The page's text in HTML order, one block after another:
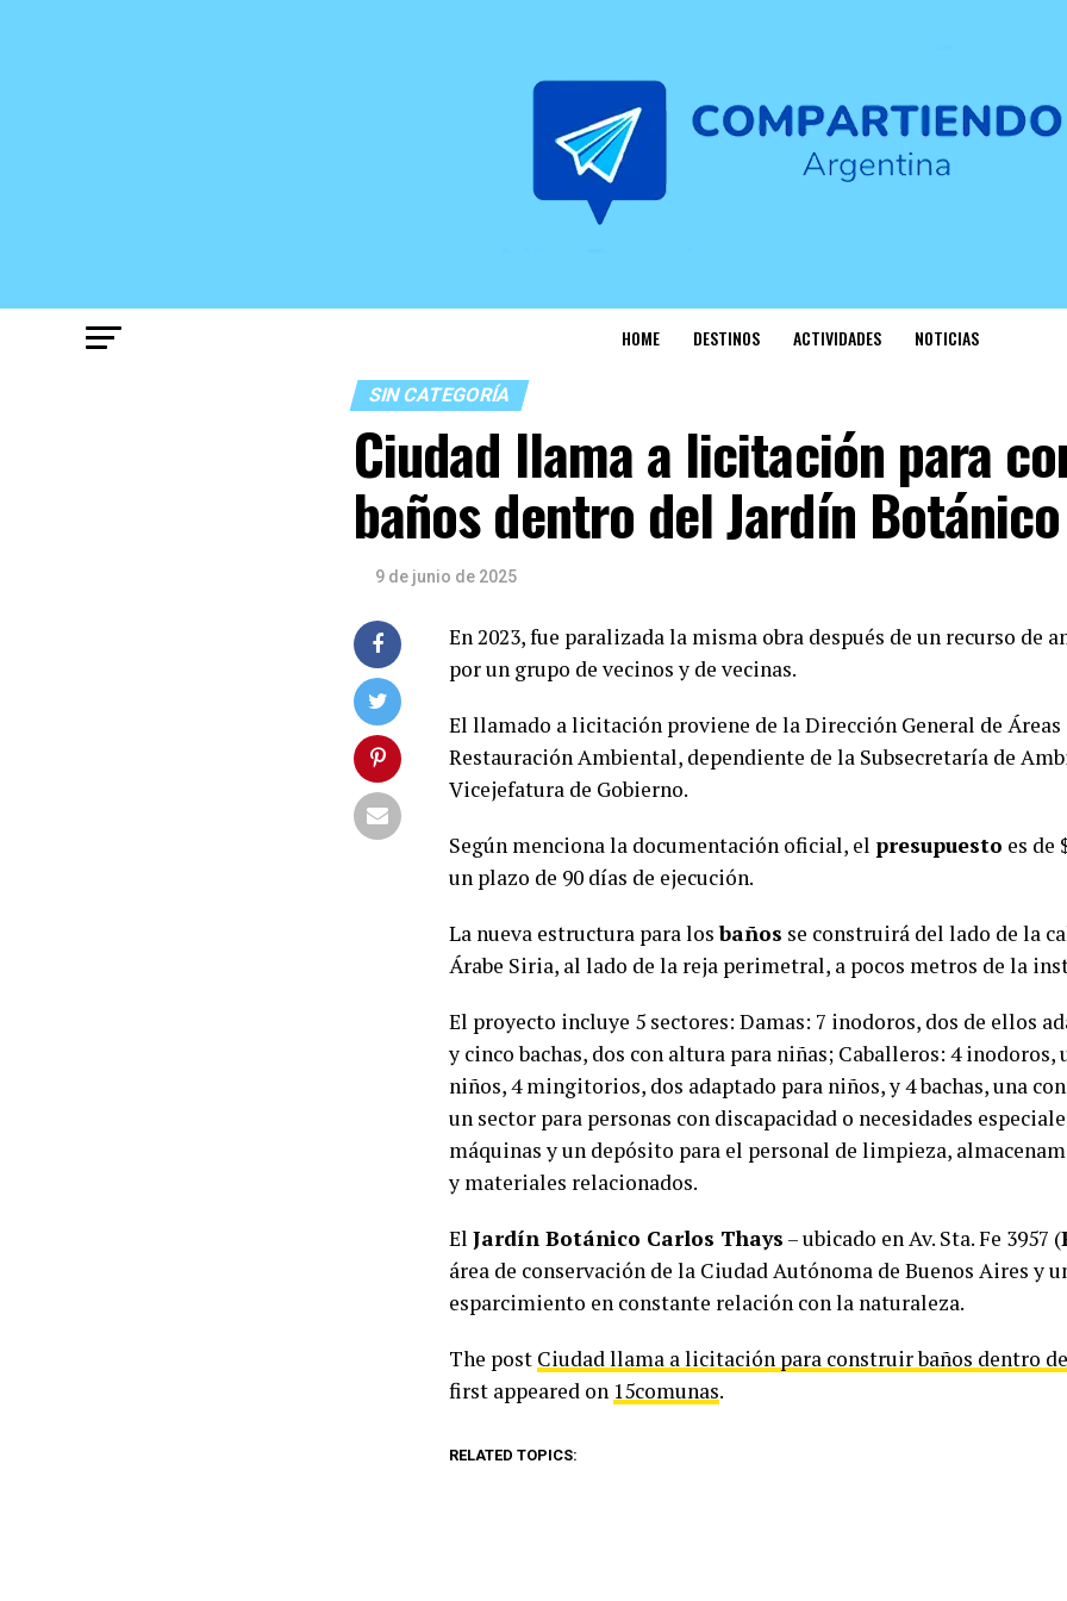
HOME DESTINOS ACTIVIDADES NOTICIAS
SIN CATEGORÍA
Ciudad llama a licitación para
baños dentro del Jardín Botánico
9 de junio de 2025
En 2023, fue paralizada la misma obra después de un recurso de
por un grupo de vecinos y de vecinas.
El llamado a licitación proviene de la Dirección General de Áreas
Restauración Ambiental, dependiente de la Subsecretaría de
Vicejefatura de Gobierno.
Según menciona la documentación oficial, el presupuesto es de
un plazo de 90 días de ejecución.
La nueva estructura para losbaños se construirá del lado de la
Árabe Siria, al lado de la reja perimetral, a pocos metros de la
El proyecto incluye 5 sectores: Damas: 7 inodoros, dos de ellos
y cinco bachas, dos con altura para niñas; Caballeros: 4 inodoros,
niños, 4 mingitorios, dos adaptado para niños, y 4 bachas, una
un sector para personas con discapacidad o necesidades
máquinas y un depósito para el personal de limpieza,
y materiales relacionados.
El Jardín Botánico Carlos Thays – ubicado en Av. Sta. Fe 3957 (
área de conservación de la Ciudad Autónoma de Buenos Aires y
esparcimiento en constante relación con la naturaleza.
The post Ciudad llama a licitación para construir baños dentro
first appeared on 15comunas.
RELATED TOPICS: